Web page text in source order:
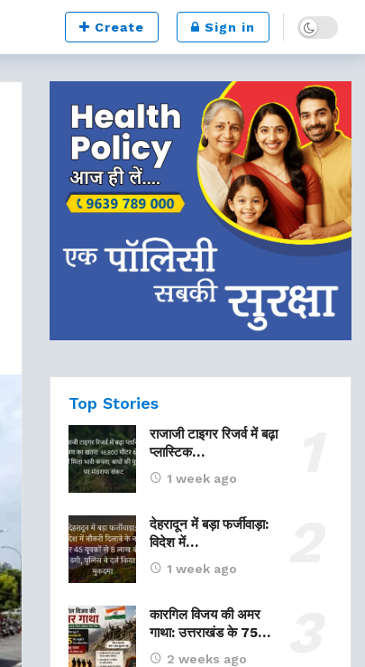
Create Sign in Dark mode
Top Stories
राजाजी टाइगर रिजर्व में बढ़ा
प्लास्टिक…
1 week ago
देहरादून में बड़ा फर्जीवाड़ा:
विदेश में…
1 week ago
कारगिल विजय की अमर
गाथा: उत्तराखंड के 75…
2 weeks ago